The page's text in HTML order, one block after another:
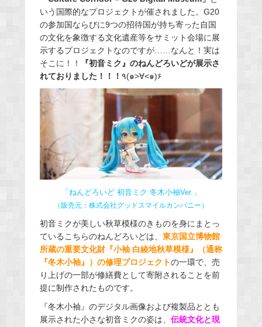
いう国際的なプロジェクトが催されました。G20
の参加国ならびに9つの招待国が持ち寄った自国
の文化を象徴する文化遺産等をサミット会場に展
示するプロジェクトなのですが……なんと！実は
そこに！！
『初音ミク』のねんどろいどが展示さ
れておりました！！！ ٩(๑>∀<๑)۶
「ねんどろいど 初音ミク 冬木小袖Ver.」
（販売元：株式会社グッドスマイルカンパニー）
初音ミクが美しい秋草模様のきものを身にまとっ
ているこちらのねんどろいどは、 東京国立博物館
所蔵の重要文化財『小袖 白綾地秋草模様』（通称
『冬木小袖』）の修理プロジェクトの一環で、売
り上げの一部が修繕費として寄附されることを前
提に制作されたものです。
『冬木小袖』のデジタル画像および複製品ととも
展示された小さな初音ミクの姿は、 伝統文化と現